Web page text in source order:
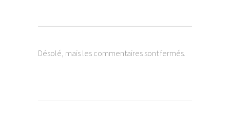
Désolé, mais les commentaires sont fermés.